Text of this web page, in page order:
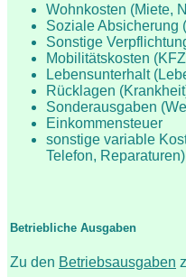
Wohnkosten (Miete,
Soziale Absicherung
Sonstige
Mobilitätskosten
Lebensunterhalt
Rücklagen
Sonderausgaben
Einkommensteuer
sonstige variable
Telefon, Reparaturen)
Betriebliche Ausgaben
Zu den Betriebsausgaben